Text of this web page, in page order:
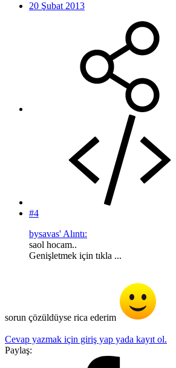
20 Şubat 2013
#4
bysavas' Alıntı:
saol hocam..
Genişletmek için tıkla ...
sorun çözüldüyse rica ederim
Cevap yazmak için giriş yap yada kayıt ol.
Paylaş: